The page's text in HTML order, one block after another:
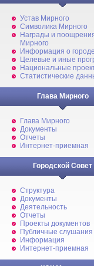
Устав Мирного
Символика Мирного
Награды и
Мирного
Информация о городе
Целевые и иные
Национальные
Статистические
Глава Мирного
Глава Мирного
Документы
Отчеты
Интернет-приемная
Городской Совет
Структура
Документы
Деятельность
Отчеты
Проекты документов
Публичные слушания
Информация
Интернет-приемная